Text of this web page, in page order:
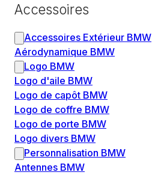
Accessoires
Accessoires Extérieur BMW
Aérodynamique BMW
Logo BMW
Logo d'aile BMW
Logo de capôt BMW
Logo de coffre BMW
Logo de porte BMW
Logo divers BMW
Personnalisation BMW
Antennes BMW